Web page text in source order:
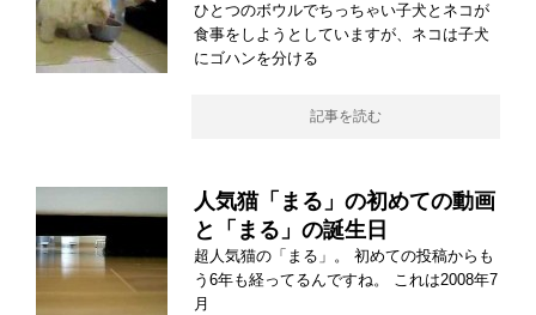
ひとつのボウルでちっちゃい子犬とネコが
食事をしようとしていますが、ネコは子犬
にゴハンを分ける
記事を読む
人気猫「まる」の初めての動画
と「まる」の誕生日
超人気猫の「まる」。 初めての投稿からも
う6年も経ってるんですね。 これは2008年7
月